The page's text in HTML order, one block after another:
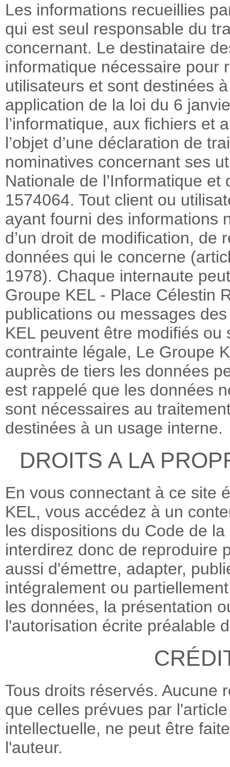
Les informations recueillies
qui est seul responsable du
concernant. Le destinataire
informatique nécessaire pour
utilisateurs et sont destinées
application de la loi du 6
l’informatique, aux fichiers et
l’objet d’une déclaration de
nominatives concernant ses
Nationale de l’Informatique
1574064. Tout client ou
ayant fourni des informations
d’un droit de modification, de
données qui le concerne
1978). Chaque internaute
Groupe KEL - Place Célestin
publications ou messages
KEL peuvent être modifiés
contrainte légale, Le Groupe
auprès de tiers les données
est rappelé que les données
sont nécessaires au
destinées à un usage interne.
DROITS A LA
En vous connectant à ce site
KEL, vous accédez à un
les dispositions du Code de
interdirez donc de reproduire
aussi d'émettre, adapter,
intégralement ou
les données, la présentation
l'autorisation écrite préalable
Tous droits réservés. Aucune
que celles prévues par
intellectuelle, ne peut être
l'auteur.